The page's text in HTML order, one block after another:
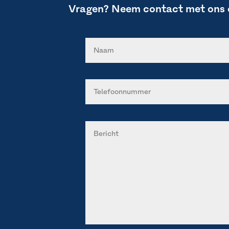
Vragen? Neem contact met ons